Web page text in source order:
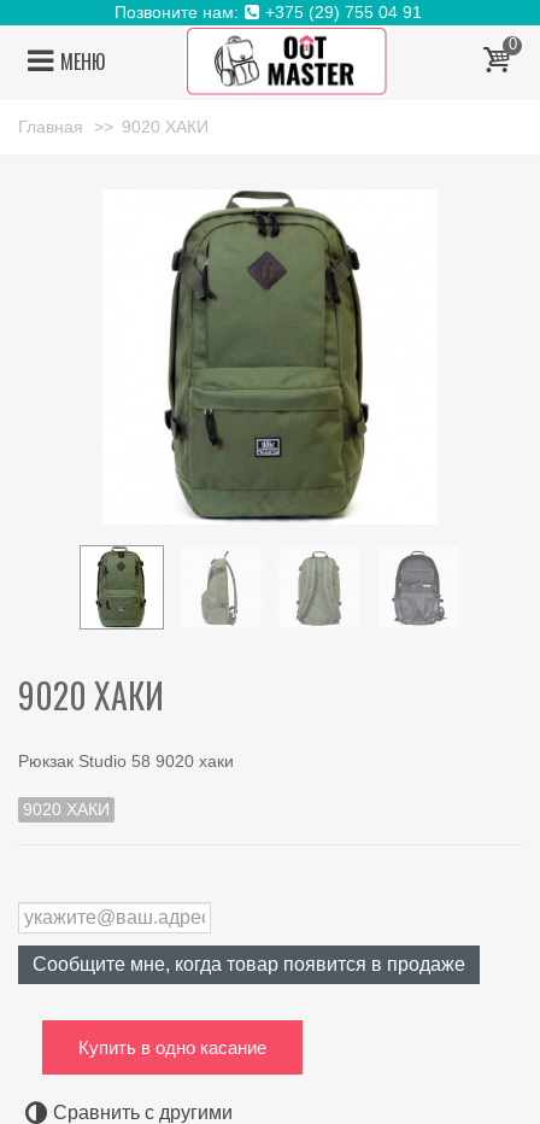
Позвоните нам: +375 (29) 755 04 91
МЕНЮ
0
Главная >> 9020 ХАКИ
9020 ХАКИ
Рюкзак Studio 58 9020 хаки
9020 ХАКИ
Сообщите мне, когда товар появится в продаже
Купить в одно касание
Сравнить с другими